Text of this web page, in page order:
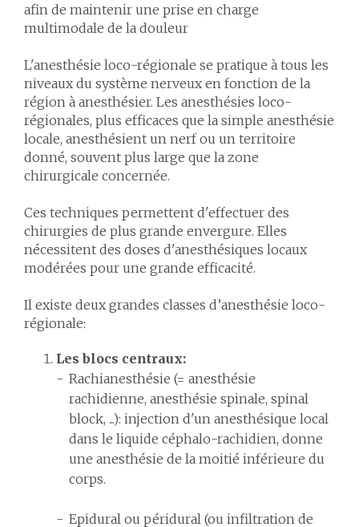
afin de maintenir une prise en charge
multimodale de la douleur
L'anesthésie loco-régionale se pratique à tous les
niveaux du système nerveux en fonction de la
région à anesthésier. Les anesthésies loco-
régionales, plus efficaces que la simple anesthésie
locale, anesthésient un nerf ou un territoire
donné, souvent plus large que la zone
chirurgicale concernée.
Ces techniques permettent d'effectuer des
chirurgies de plus grande envergure. Elles
nécessitent des doses d'anesthésiques locaux
modérées pour une grande efficacité.
Il existe deux grandes classes d’anesthésie loco-
régionale:
Les blocs centraux:
Rachianesthésie (= anesthésie
rachidienne, anesthésie spinale, spinal
block, ...): injection d'un anesthésique local
dans le liquide céphalo-rachidien, donne
une anesthésie de la moitié inférieure du
corps.
Epidural ou péridural (ou infiltration de